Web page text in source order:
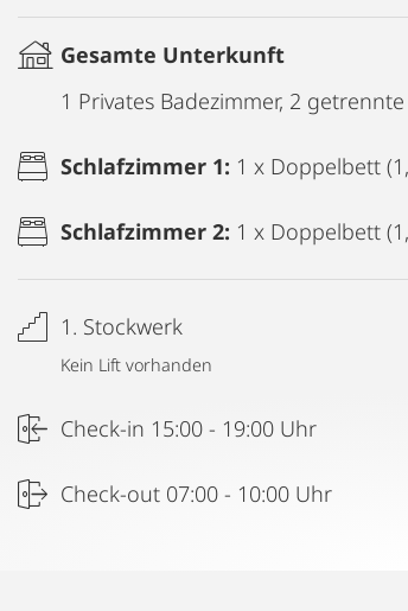
Gesamte Unterkunft
1 Privates Badezimmer, 2
Schlafzimmer 1: 1 x Doppelbett
Schlafzimmer 2: 1 x Doppelbett
1. Stockwerk
Kein Lift vorhanden
Check-in 15:00 - 19:00 Uhr
Check-out 07:00 - 10:00 Uhr